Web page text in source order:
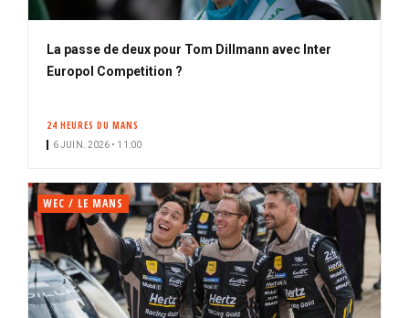
La passe de deux pour Tom Dillmann avec Inter
Europol Competition ?
24 HEURES DU MANS
6 JUIN. 2026 • 11:00
WEC / LE MANS